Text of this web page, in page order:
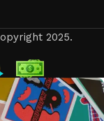
2025.